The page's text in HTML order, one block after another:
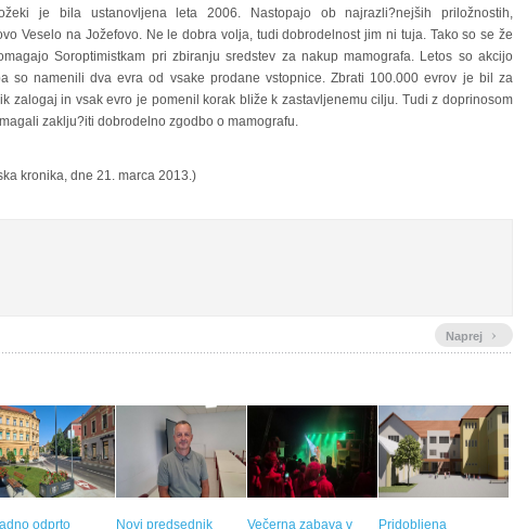
je bila ustanovljena leta 2006. Nastopajo ob najrazli?nejših priložnostih,
Veselo na Jožefovo. Ne le dobra volja, tudi dobrodelnost jim ni tuja. Tako so se že
Soroptimistkam pri zbiranju sredstev za nakup mamografa. Letos so akcijo
so namenili dva evra od vsake prodane vstopnice. Zbrati 100.000 evrov je bil za
zalogaj in vsak evro je pomenil korak bliže k zastavljenemu cilju. Tudi z doprinosom
zaklju?iti dobrodelno zgodbo o mamografu.
kronika, dne 21. marca 2013.)
Naprej ›
odprto
Novi predsednik
Večerna zabava v
Pridobljena